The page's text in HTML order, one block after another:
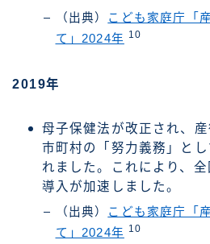
（出典）
こども家庭庁「
て」2024年 10
2019年
母子保健法が改正され、
市町村の「努力義務」と
れました。これにより、
導入が加速しました。
（出典）
こども家庭庁「
て」2024年 10